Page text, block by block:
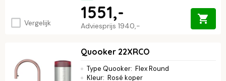
Vergelijk Adviesprijs 1940,-
1551,-
Quooker 22XRCO
Type Quooker: Flex Round
Kleur: Rosé koper